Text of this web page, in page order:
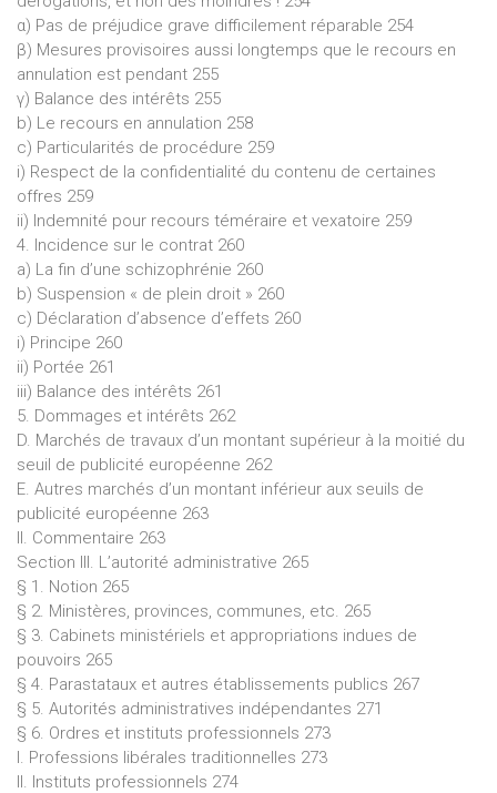
α) Pas de préjudice grave difficilement réparable 254
β) Mesures provisoires aussi longtemps que le recours en
annulation est pendant 255
γ) Balance des intérêts 255
b) Le recours en annulation 258
c) Particularités de procédure 259
i) Respect de la confidentialité du contenu de certaines
offres 259
ii) Indemnité pour recours téméraire et vexatoire 259
4. Incidence sur le contrat 260
a) La fin d’une schizophrénie 260
b) Suspension « de plein droit » 260
c) Déclaration d’absence d’effets 260
i) Principe 260
ii) Portée 261
iii) Balance des intérêts 261
5. Dommages et intérêts 262
D. Marchés de travaux d’un montant supérieur à la moitié du
seuil de publicité européenne 262
E. Autres marchés d’un montant inférieur aux seuils de
publicité européenne 263
II. Commentaire 263
Section III. L’autorité administrative 265
§ 1. Notion 265
§ 2. Ministères, provinces, communes, etc. 265
§ 3. Cabinets ministériels et appropriations indues de
pouvoirs 265
§ 4. Parastataux et autres établissements publics 267
§ 5. Autorités administratives indépendantes 271
§ 6. Ordres et instituts professionnels 273
I. Professions libérales traditionnelles 273
II. Instituts professionnels 274